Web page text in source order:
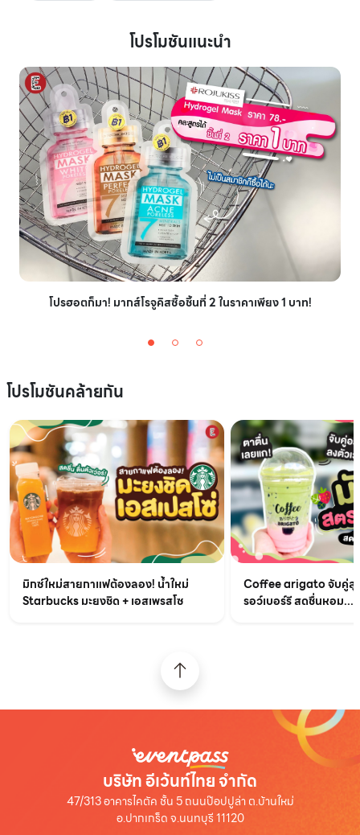
โปรโมชันแนะนำ
โปรฮอตก็มา! มากส์โรจูคิสซื้อชิ้นที่ 2 ในราคาเพียง 1 บาท!
โปรโมชันคล้ายกัน
มิกซ์ใหม่สายกาแฟต้องลอง! น้ำใหม่
Starbucks มะยงชิด + เอสเพรสโซ
Coffee arigato จับคู่สุ
รอว์เบอร์รี สดชื่นหอม...
บริษัท อีเว้นท์ไทย จำกัด
47/313 อาคารไคตัค ชั้น 5 ถนนป๊อปปูล่า ต.บ้านใหม่
อ.ปากเกร็ด จ.นนทบุรี 11120